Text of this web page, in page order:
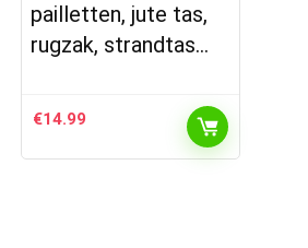
pailletten, jute tas,
rugzak, strandtas…
€14.99